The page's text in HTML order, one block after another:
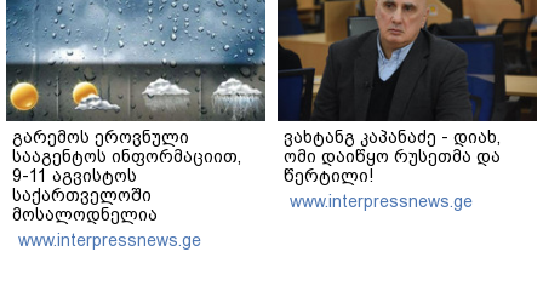
გარემოს ეროვნული
სააგენტოს ინფორმაციით,
9-11 აგვისტოს
საქართველოში
მოსალოდნელია
დროგამოშვებით წვიმა
www.interpressnews.ge
ვახტანგ კაპანაძე - დიახ,
ომი დაიწყო რუსეთმა და
წერტილი!
www.interpressnews.ge